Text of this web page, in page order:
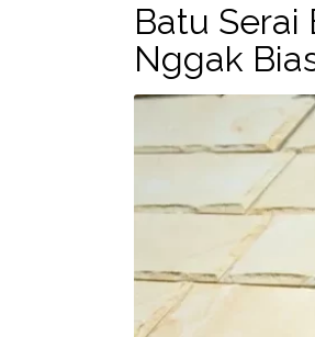
Batu Serai
Nggak